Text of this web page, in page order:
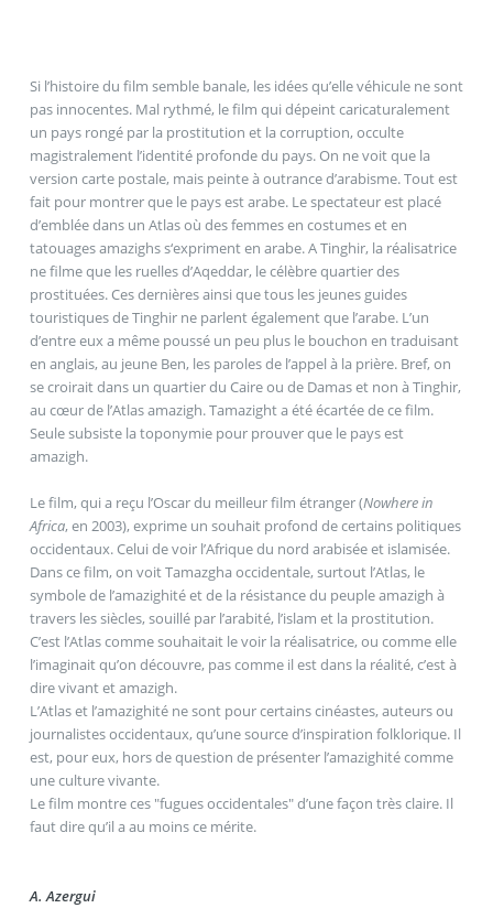
Si l’histoire du film semble banale, les idées qu’elle véhicule ne sont
pas innocentes. Mal rythmé, le film qui dépeint caricaturalement
un pays rongé par la prostitution et la corruption, occulte
magistralement l’identité profonde du pays. On ne voit que la
version carte postale, mais peinte à outrance d’arabisme. Tout est
fait pour montrer que le pays est arabe. Le spectateur est placé
d’emblée dans un Atlas où des femmes en costumes et en
tatouages amazighs s‘expriment en arabe. A Tinghir, la réalisatrice
ne filme que les ruelles d’Aqeddar, le célèbre quartier des
prostituées. Ces dernières ainsi que tous les jeunes guides
touristiques de Tinghir ne parlent également que l’arabe. L’un
d’entre eux a même poussé un peu plus le bouchon en traduisant
en anglais, au jeune Ben, les paroles de l’appel à la prière. Bref, on
se croirait dans un quartier du Caire ou de Damas et non à Tinghir,
au cœur de l’Atlas amazigh. Tamazight a été écartée de ce film.
Seule subsiste la toponymie pour prouver que le pays est
amazigh.
Le film, qui a reçu l’Oscar du meilleur film étranger (Nowhere in
Africa, en 2003), exprime un souhait profond de certains politiques
occidentaux. Celui de voir l’Afrique du nord arabisée et islamisée.
Dans ce film, on voit Tamazgha occidentale, surtout l’Atlas, le
symbole de l’amazighité et de la résistance du peuple amazigh à
travers les siècles, souillé par l’arabité, l’islam et la prostitution.
C’est l’Atlas comme souhaitait le voir la réalisatrice, ou comme elle
l’imaginait qu’on découvre, pas comme il est dans la réalité, c’est à
dire vivant et amazigh.
L’Atlas et l’amazighité ne sont pour certains cinéastes, auteurs ou
journalistes occidentaux, qu’une source d’inspiration folklorique. Il
est, pour eux, hors de question de présenter l’amazighité comme
une culture vivante.
Le film montre ces "fugues occidentales" d’une façon très claire. Il
faut dire qu’il a au moins ce mérite.
A. Azergui